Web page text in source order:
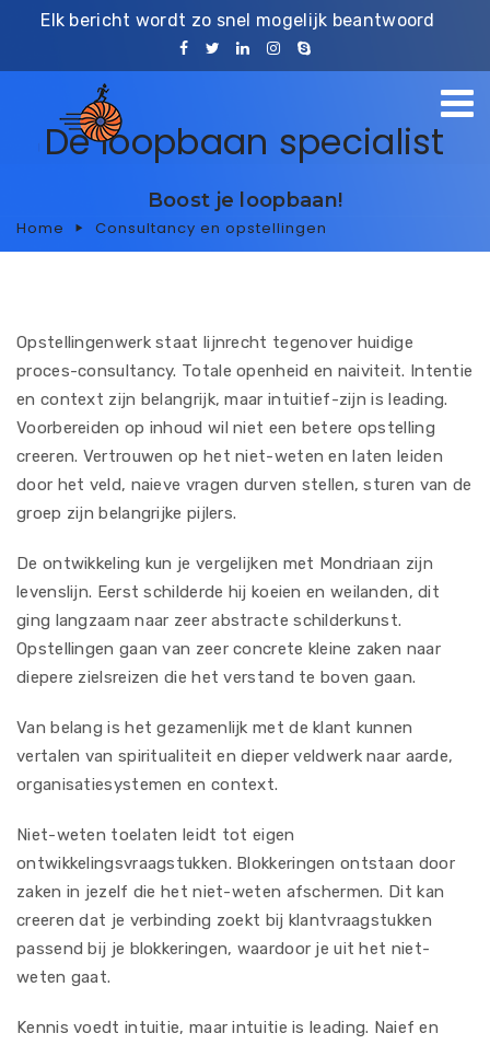
Elk bericht wordt zo snel mogelijk beantwoord
De loopbaan specialist
Boost je loopbaan!
Home Consultancy en opstellingen
Opstellingenwerk staat lijnrecht tegenover huidige
proces-consultancy. Totale openheid en naiviteit. Intentie
en context zijn belangrijk, maar intuitief-zijn is leading.
Voorbereiden op inhoud wil niet een betere opstelling
creeren. Vertrouwen op het niet-weten en laten leiden
door het veld, naieve vragen durven stellen, sturen van de
groep zijn belangrijke pijlers.
De ontwikkeling kun je vergelijken met Mondriaan zijn
levenslijn. Eerst schilderde hij koeien en weilanden, dit
ging langzaam naar zeer abstracte schilderkunst.
Opstellingen gaan van zeer concrete kleine zaken naar
diepere zielsreizen die het verstand te boven gaan.
Van belang is het gezamenlijk met de klant kunnen
vertalen van spiritualiteit en dieper veldwerk naar aarde,
organisatiesystemen en context.
Niet-weten toelaten leidt tot eigen
ontwikkelingsvraagstukken. Blokkeringen ontstaan door
zaken in jezelf die het niet-weten afschermen. Dit kan
creeren dat je verbinding zoekt bij klantvraagstukken
passend bij je blokkeringen, waardoor je uit het niet-
weten gaat.
Kennis voedt intuitie, maar intuitie is leading. Naief en